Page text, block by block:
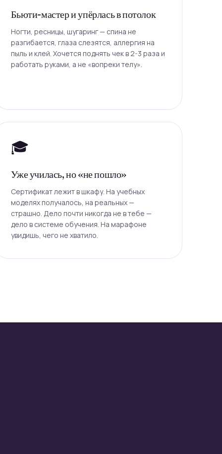
Бьюти-мастер и упёрлась в потолок
Ногти, ресницы, шугаринг — спина не
разгибается, глаза слезятся, аллергия на
пыль и клей. Хочется поднять чек в 2-3 раза и
работать руками, а не «вопреки телу».
🎓
Уже училась, но «не пошло»
Сертификат лежит в шкафу. На учебных
моделях получалось, на реальных —
страшно. Дело почти никогда не в тебе —
дело в системе обучения. На марафоне
увидишь, чего не хватило.